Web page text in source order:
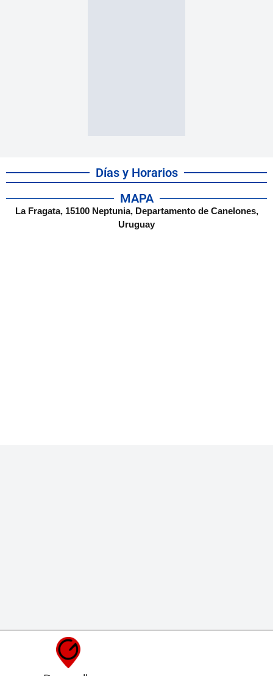
Días y Horarios
MAPA
La Fragata, 15100 Neptunia, Departamento de Canelones,
Uruguay